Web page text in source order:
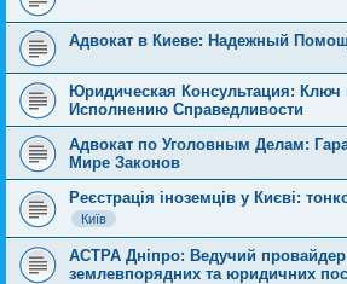
Адвокат в Киеве: Надежный
Юридическая Консультация:
Исполнению Справедливости
Адвокат по Уголовным Делам:
Мире Законов
Реєстрація іноземців у Києві:
Київ
АСТРА Дніпро: Ведучий провайдер
землевпорядних та юридичних